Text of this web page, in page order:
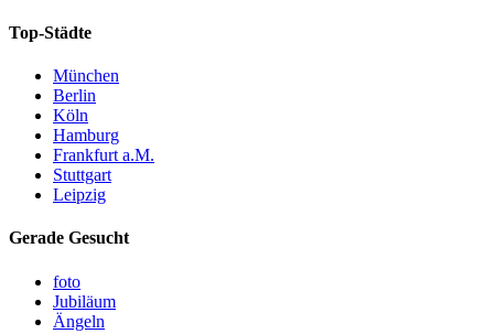
Top-Städte
München
Berlin
Köln
Hamburg
Frankfurt a.M.
Stuttgart
Leipzig
Gerade Gesucht
foto
Jubiläum
Ängeln